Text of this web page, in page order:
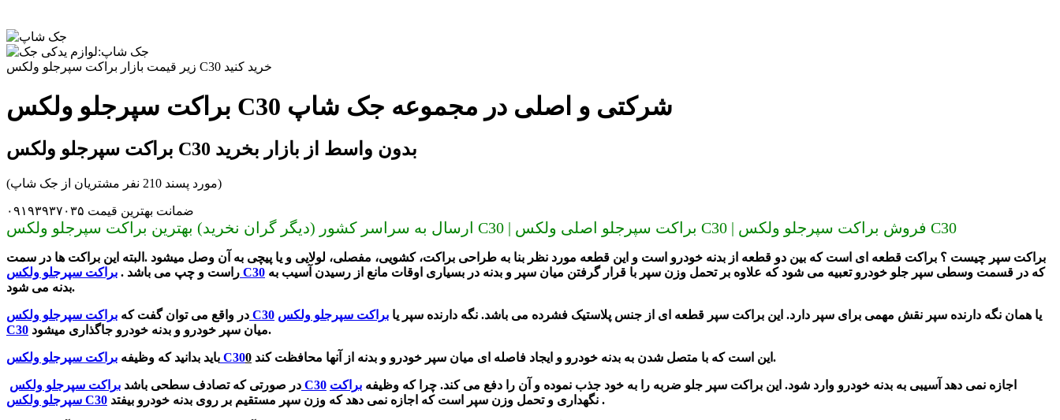
زیر قیمت بازار براکت سپرجلو ولکس C30 خرید کنید
براکت سپرجلو ولکس C30 شرکتی و اصلی در مجموعه جک شاپ
براکت سپرجلو ولکس C30 بدون واسط از بازار بخرید
(مورد پسند 210 نفر مشتریان از جک شاپ)
ضمانت بهترین قیمت ۰۹۱۹۳۹۳۷۰۳۵
ارسال به سراسر کشور (دیگر گران نخرید) بهترین براکت سپرجلو ولکس C30 | براکت سپرجلو اصلی ولکس C30 | فروش براکت سپرجلو ولکس C30
براکت سپر چیست ؟ براکت قطعه ای است که بین دو قطعه از بدنه خودرو است و این قطعه مورد نظر بنا به طراحی براکت، کشویی، مفصلی، لولایی و یا پیچی به آن وصل میشود .البته این براکت ها در سمت
راست و چپ می باشد . براکت سپرجلو ولکس C30
بدنه می شود.
در واقع می توان گفت که براکت سپرجلو ولکس C30 یا همان نگه دارنده سپر نقش مهمی برای سپر دارد. این براکت سپر قطعه ای از جنس پلاستیک فشرده می باشد. نگه دارنده سپر یا براکت سپرجلو ولکس
C30
میان سپر خودرو و بدنه خودرو جاگذاری میشود.
باید بدانید که وظیفه براکت سپرجلو ولکس C300 این است که با متصل شدن به بدنه خودرو و ایجاد فاصله ای میان سپر خودرو و بدنه از آنها محافظت کند.
در صورتی که تصادف سطحی باشد براکت سپرجلو ولکس C30 اجازه نمی دهد آسیبی به بدنه خودرو وارد شود. این براکت سپر جلو ضربه را به خود جذب نموده و آن را دفع می کند. چرا که وظیفه براکت
سپرجلو ولکس C30
نگهداری و تحمل وزن سپر است که اجازه نمی دهد که وزن سپر مستقیم بر روی بدنه خودرو بیفتد .